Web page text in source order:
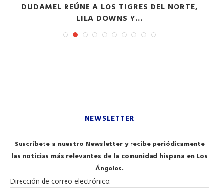
DUDAMEL REÚNE A LOS TIGRES DEL NORTE,
LILA DOWNS Y...
NEWSLETTER
Suscríbete a nuestro Newsletter y recibe periódicamente
las noticias más relevantes de la comunidad hispana en Los
Ángeles.
Dirección de correo electrónico: